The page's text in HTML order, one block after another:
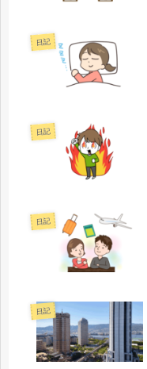
日記
日記
日記
日記